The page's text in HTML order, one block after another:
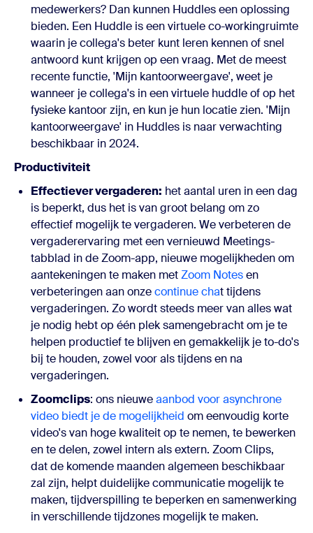
medewerkers? Dan kunnen Huddles een oplossing
bieden. Een Huddle is een virtuele co-workingruimte
waarin je collega's beter kunt leren kennen of snel
antwoord kunt krijgen op een vraag. Met de meest
recente functie, 'Mijn kantoorweergave', weet je
wanneer je collega's in een virtuele huddle of op het
fysieke kantoor zijn, en kun je hun locatie zien. 'Mijn
kantoorweergave' in Huddles is naar verwachting
beschikbaar in 2024.
Productiviteit
Effectiever vergaderen: het aantal uren in een dag
is beperkt, dus het is van groot belang om zo
effectief mogelijk te vergaderen. We verbeteren de
vergaderervaring met een vernieuwd Meetings-
tabblad in de Zoom-app, nieuwe mogelijkheden om
aantekeningen te maken metZoom Notesen
verbeteringen aan onzecontinue chat tijdens
vergaderingen. Zo wordt steeds meer van alles wat
je nodig hebt op één plek samengebracht om je te
helpen productief te blijven en gemakkelijk je to-do's
bij te houden, zowel voor als tijdens en na
vergaderingen.
Zoomclips: ons nieuweaanbod voor asynchrone
video biedt je de mogelijkheid om eenvoudig korte
video's van hoge kwaliteit op te nemen, te bewerken
en te delen, zowel intern als extern. Zoom Clips,
datde komende maanden algemeen beschikbaar
zal zijn, helpt duidelijke communicatie mogelijk te
maken, tijdverspilling te beperken en samenwerking
in verschillende tijdzones mogelijk te maken.